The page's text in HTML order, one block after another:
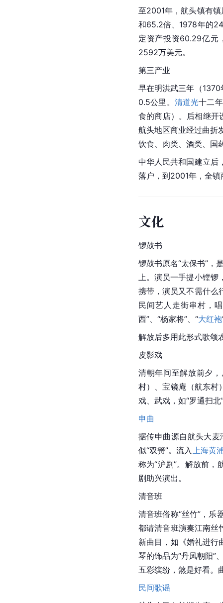
至2001年，航头镇有
和65.2倍、1978年的
定资产投资60.29亿元
2592万美元。
第三产业
早在明洪武三年（1370
0.5公里。 清道光十二
食的商店）。后相继开
航头地区商业经过曲折
饮食、肉类、酒类、国
中华人民共和国建立后
落户，到2001年，全
文化
锣鼓书
锣鼓书原名“太保书”，
上。演员一手提小镗锣
携带，演员又不需什么
民间艺人走街串村，
西”、“杨家将”、“大红袍
解放后多用此形式歌颂
皮影戏
清朝年间至解放前夕，
村）、宝镜庵（航东村
戏、武戏，如“罗通扫北
申曲
据传申曲源自航头大
似“双簧”。流入上海黄
称为“沪剧”。解放前，
剧助兴演出。
清音班
清音班俗称“丝竹”，乐
都请清音班演奏江南丝
新曲目，如《婚礼进
琴的饰品为“丹凤朝阳”
五彩缤纷，煞是好看。
民间歌谣